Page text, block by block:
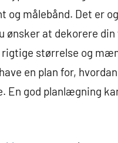
og målebånd. Det er
ønsker at dekorere
størrelse og
en plan for,
En god planlægning